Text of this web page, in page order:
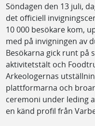
Söndagen den 13 juli,
det officiell
10 000 besökare kom,
med på invigningen av
Besökarna gick runt på
aktivitetstält och
Arkeologernas
plattformarna och
ceremoni under leding
en känd profil från